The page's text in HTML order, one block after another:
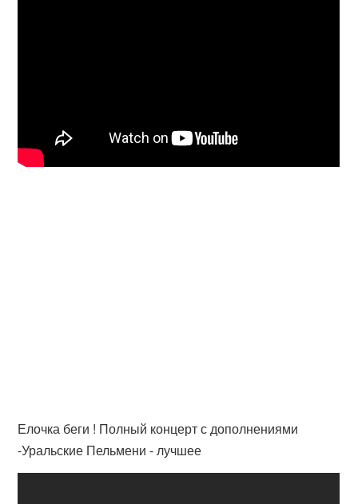
Елочка беги ! Полный концерт с дополнениями
-Уральские Пельмени - лучшее